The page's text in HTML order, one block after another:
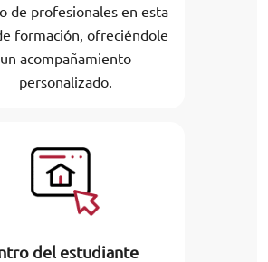
de profesionales en esta
formación, ofreciéndole
un acompañamiento
personalizado.
del estudiante